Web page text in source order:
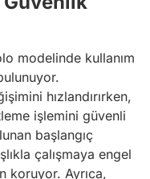
modelinde kullanım
hızlandırırken,
işlemini güvenli
başlangıç
çalışmaya engel
koruyor. Ayrıca,